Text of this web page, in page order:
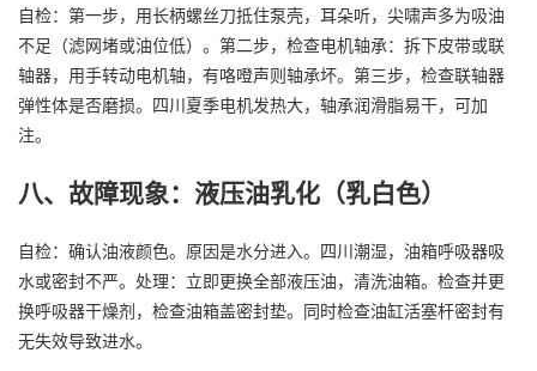
自检：第一步，用长柄螺丝刀抵住泵壳，耳朵听，尖啸声多为吸油
不足（滤网堵或油位低）。第二步，检查电机轴承：拆下皮带或联
轴器，用手转动电机轴，有咯噔声则轴承坏。第三步，检查联轴器
弹性体是否磨损。四川夏季电机发热大，轴承润滑脂易干，可加
注。
八、故障现象：液压油乳化（乳白色）
自检：确认油液颜色。原因是水分进入。四川潮湿，油箱呼吸器吸
水或密封不严。处理：立即更换全部液压油，清洗油箱。检查并更
换呼吸器干燥剂，检查油箱盖密封垫。同时检查油缸活塞杆密封有
无失效导致进水。